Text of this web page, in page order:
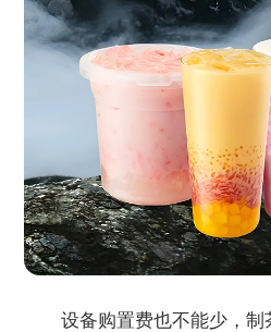
设备购置费也不能少，制